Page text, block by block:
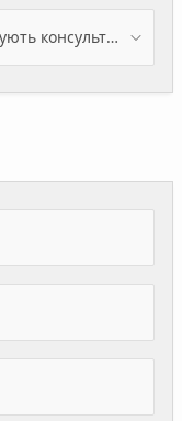
Скільки членів сім’ї крім Вас потребують консультації? / Wieviele Familienmitglieder brauchen Beratung - zusätzlich zu Ihnen?